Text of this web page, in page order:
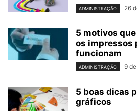
ADMINISTRAÇÃO 26
5 motivos
os impressos
funcionam
ADMINISTRAÇÃO 9
5 boas dicas
gráficos